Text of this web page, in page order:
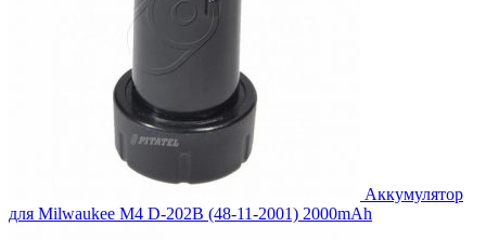
Аккумулятор
для Milwaukee M4 D-202B (48-11-2001) 2000mAh